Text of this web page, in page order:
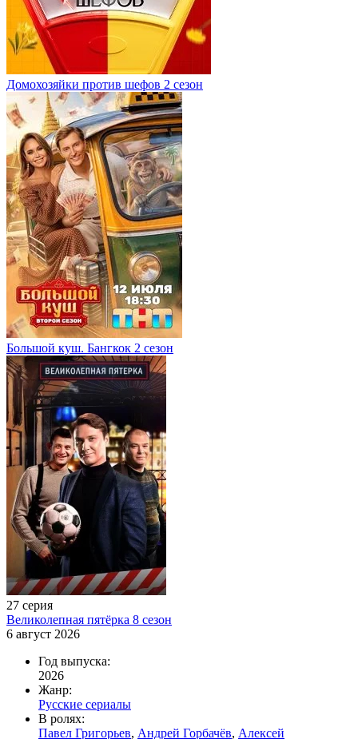
Домохозяйки против шефов 2 сезон
Большой куш. Бангкок 2 сезон
27 серия
Великолепная пятёрка 8 сезон
6 август 2026
Год выпуска:
2026
Жанр:
Русские сериалы
В ролях:
Павел Григорьев, Андрей Горбачёв, Алексей